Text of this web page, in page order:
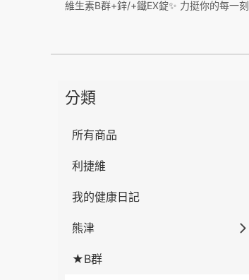
維生素B群+鋅/+鐵EX錠✨ 力挺你的每一刻
分類
所有商品
利捷維
我的健康日記
熊津
★B群